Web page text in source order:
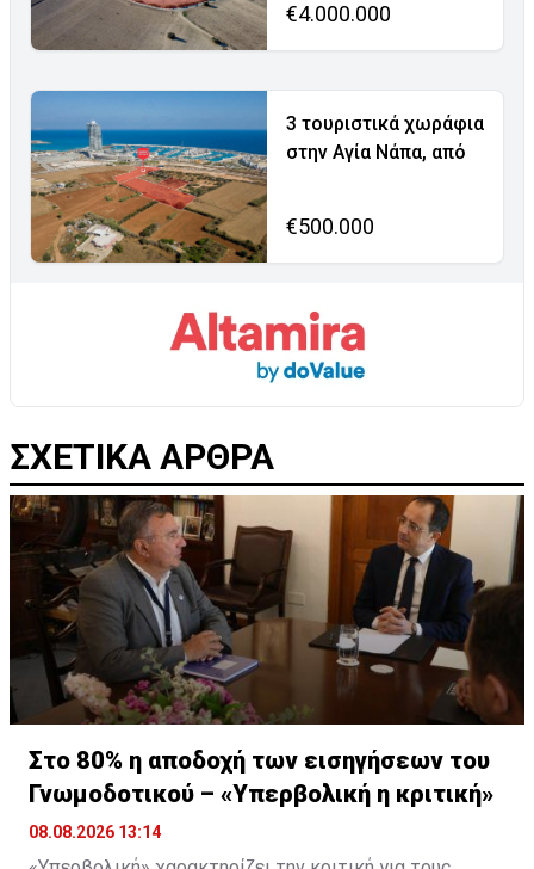
€4.000.000
3 τουριστικά χωράφια
στην Αγία Νάπα, από
€500.000
ΣΧΕΤΙΚΑ ΑΡΘΡΑ
Στο 80% η αποδοχή των εισηγήσεων του
Γνωμοδοτικού – «Υπερβολική η κριτική»
08.08.2026 13:14